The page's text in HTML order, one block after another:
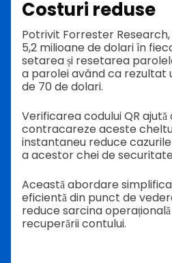
Costuri reduse
Potrivit Forrester
5,2 milioane de dolari în
setarea și resetarea
a parolei având ca rezultat
de 70 de dolari.
Verificarea codului QR ajută
contracareze aceste
instantaneu reduce
a acestor chei de
Această abordare
eficientă din punct de
reduce sarcina
recuperării contului.